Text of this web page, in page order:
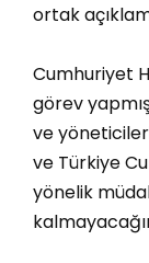
ortak
Cumhuriyet
görev
ve
ve Türkiye
yönelik